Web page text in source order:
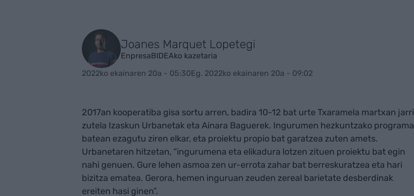
Joanes Marquet Lopetegi
EnpresaBIDEAko kazetaria
2022ko ekainaren 20a - 05:30Eg. 2022ko ekainaren 20a - 09:02
2017an kooperatiba gisa sortu arren, badira 10-12 bat urte Txaramela martxan jarri
zutela Izaskun Urbanetak eta Ainara Baguerek. Ingurumen hezkuntzako programa
batean ezagutu ziren elkar, eta proiektu propio bat garatzea zuten amets.
Urbanetaren hitzetan, “ingurumena eta elikadura lotzen zituen proiektu bat egin
nahi genuen. Gure lehen asmoa zen ur-errota zahar bat berreskuratzea eta hari
bizitza ematea. Gerora, hemen inguruan zeuden zereal barietate desberdinak
ereiten hasi ginen”.